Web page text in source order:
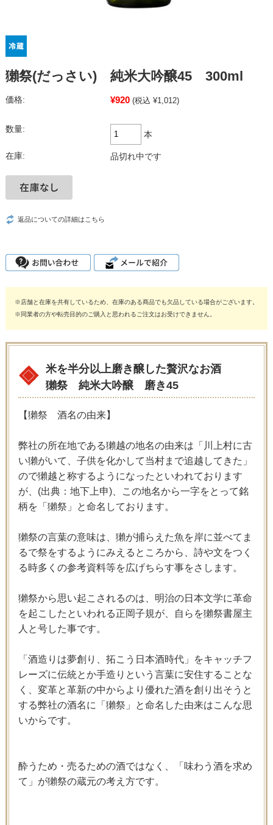
獺祭(だっさい) 純米大吟醸45 300ml
価格: ¥920 (税込 ¥1,012)
数量:
本
在庫: 品切れ中です
返品についての詳細はこちら
※店舗と在庫を共有しているため、在庫のある商品でも欠品している場合がございます。
※同業者の方や転売目的のご購入と思われるご注文はお受けできません。
米を半分以上磨き醸した贅沢なお酒
獺祭 純米大吟醸 磨き45
【獺祭 酒名の由来】
弊社の所在地である獺越の地名の由来は「川上村に古
い獺がいて、子供を化かして当村まで追越してきた」
ので獺越と称するようになったといわれております
が、(出典：地下上申)、この地名から一字をとって銘
柄を「獺祭」と命名しております。
獺祭の言葉の意味は、獺が捕らえた魚を岸に並べてま
るで祭をするようにみえるところから、詩や文をつく
る時多くの参考資料等を広げちらす事をさします。
獺祭から思い起こされるのは、明治の日本文学に革命
を起こしたといわれる正岡子規が、自らを獺祭書屋主
人と号した事です。
「酒造りは夢創り、拓こう日本酒時代」をキャッチフ
レーズに伝統とか手造りという言葉に安住することな
く、変革と革新の中からより優れた酒を創り出そうと
する弊社の酒名に「獺祭」と命名した由来はこんな思
いからです。
酔うため・売るための酒ではなく、「味わう酒を求め
て」が獺祭の蔵元の考え方です。